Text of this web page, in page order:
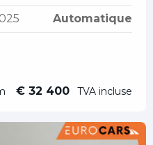
Automatique
€ 32 400 TVA incluse